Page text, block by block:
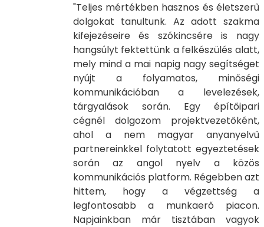
"Teljes mértékben hasznos és életszerű
dolgokat tanultunk. Az adott szakma
kifejezéseire és szókincsére is nagy
hangsúlyt fektettünk a felkészülés alatt,
mely mind a mai napig nagy segítséget
nyújt a folyamatos, minőségi
kommunikációban a levelezések,
tárgyalások során. Egy építőipari
cégnél dolgozom projektvezetőként,
ahol a nem magyar anyanyelvű
partnereinkkel folytatott egyeztetések
során az angol nyelv a közös
kommunikációs platform. Régebben azt
hittem, hogy a végzettség a
legfontosabb a munkaerő piacon.
Napjainkban már tisztában vagyok